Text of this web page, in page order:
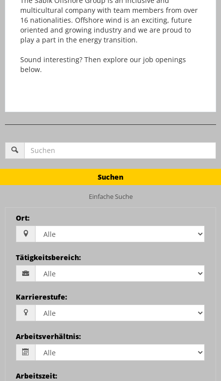
multicultural company with team members from over
16 nationalities. Offshore wind is an exciting, future
oriented and growing industry and we are proud to
play a part in the energy transition.
Sound interesting? Then explore our job openings
below.
Suchen
Einfache Suche
Ort:
Tätigkeitsbereich:
Karrierestufe:
Arbeitsverhältnis:
Arbeitszeit: